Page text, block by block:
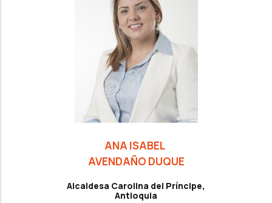
ANA ISABEL
AVENDAÑO DUQUE
Alcaldesa Carolina del Príncipe,
Antioquia